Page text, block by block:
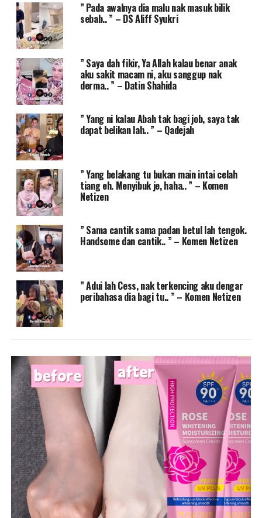
” Pada awalnya dia malu nak masuk bilik
sebab.. ” – DS Aliff Syukri
” Saya dah fikir, Ya Allah kalau benar anak
aku sakit macam ni, aku sanggup nak
derma.. ” – Datin Shahida
” Yang ni kalau Abah tak bagi job, saya tak
dapat belikan lah.. ” – Qadejah
” Yang belakang tu bukan main intai celah
tiang eh. Menyibuk je, haha.. ” – Komen
Netizen
” Sama cantik sama padan betul lah tengok.
Handsome dan cantik.. ” – Komen Netizen
” Adui lah Cess, nak terkencing aku dengar
peribahasa dia bagi tu.. ” – Komen Netizen